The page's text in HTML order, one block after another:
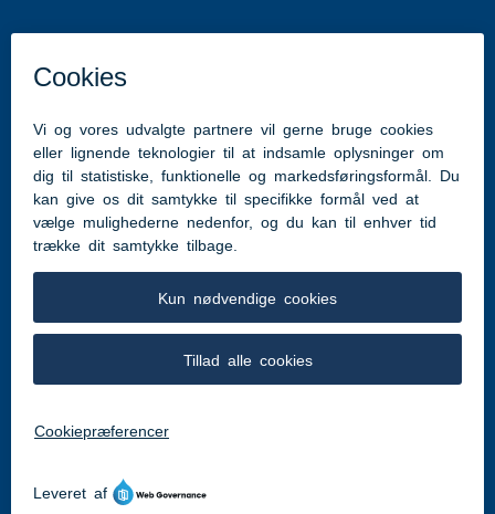
Elite Aabenraa
Skelbækvej 2
6200 Aabenraa
uv@aabenraa.dk
Kom hurtigt til
Eliteidrætspuljen